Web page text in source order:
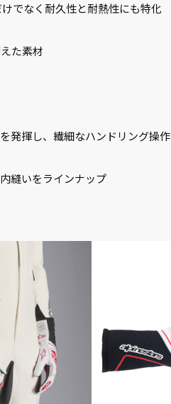
でなく耐久性と耐熱性にも特化
た素材
発揮し、繊細なハンドリング操
縫いをラインナップ